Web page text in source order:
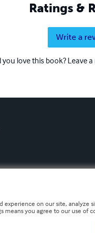
Ratings &
Write a
you love this book? Leave
experience on our site,
means you agree to our use of